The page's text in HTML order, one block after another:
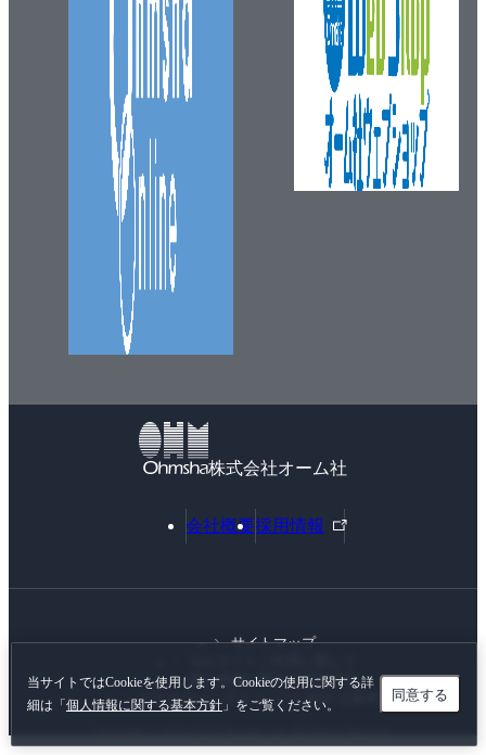
当サイトではCookieを使用します。Cookieの使用に関する詳
細は「 個人情報に関する基本方針 」をご覧ください。
同意する
株式会社オーム社
会社概要採用情報
外
部
ン
サイトマップ
個人情報に関する基本方針
カスタマーハラスメントに対する基本方針